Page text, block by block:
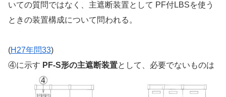
いての質問ではなく、主遮断装置として PF付LBSを使う
ときの装置構成について問われる。
(H27年問33)
④に示す PF-S形の主遮断装置として、必要でないものは